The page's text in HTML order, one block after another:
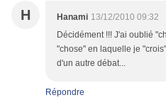
H Hanami 13/12/2010 09:32
Décidément !!! J'ai oublié
"chose" en laquelle je
d'un autre débat...
Répondre